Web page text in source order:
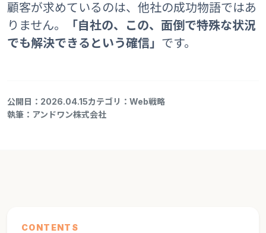
顧客が求めているのは、他社の成功物語ではあ
りません。
「自社の、この、面倒で特殊な状況
でも解決できるという確信」 です。
公開日：2026.04.15カテゴリ：Web戦略
執筆：アンドワン株式会社
CONTENTS